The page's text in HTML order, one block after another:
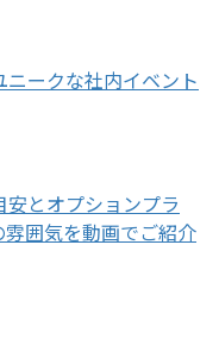
ークな社内イベント
とオプションプラ
囲気を動画でご紹介